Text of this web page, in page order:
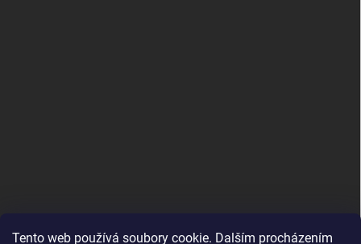
Tento web používá soubory cookie. Dalším procházením